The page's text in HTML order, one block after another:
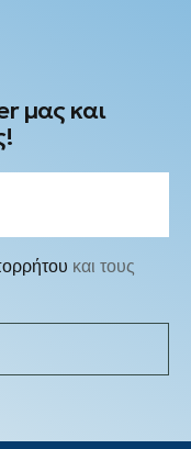
μας και
και τους